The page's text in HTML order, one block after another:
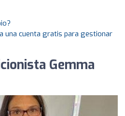
una cuenta gratis para gestionar
Gemma